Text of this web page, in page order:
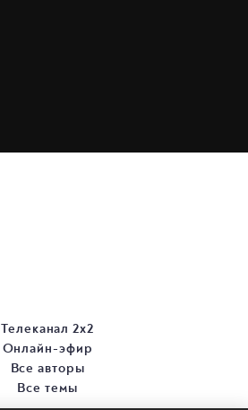
Телеканал 2х2
Онлайн-эфир
Все авторы
Все темы